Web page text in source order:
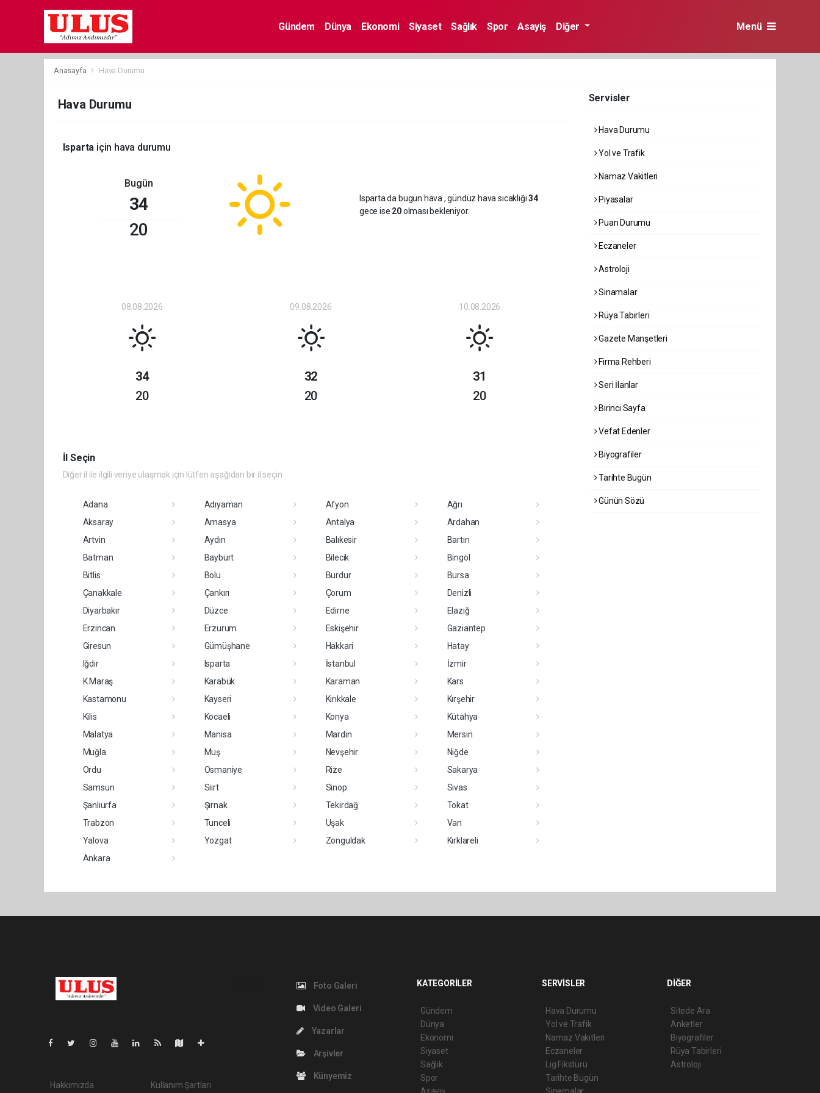
Gündem Dünya Ekonomi Siyaset Sağlık Spor Asayiş Diğer Menü
Anasayfa Hava Durumu
Hava Durumu
Isparta için hava durumu
Bugün
34
20
Isparta da bugün hava , gündüz hava sıcaklığı34
gece ise 20olması bekleniyor.
08.08.2026
34
20
09.08.2026
32
20
10.08.2026
31
20
İl Seçin
Diğer il ile ilgili veriye ulaşmak için lütfen aşağıdan bir il seçin
Adana Adıyaman Afyon
Ağrı
Aksaray
Amasya Antalya
Ardahan
Artvin
Aydın Balıkesir
Bartın
Batman
Bayburt Bilecik
Bingöl
Bitlis
Bolu Burdur
Bursa
Çanakkale
Çankırı Çorum
Denizli
Diyarbakır
Düzce Edirne
Elazığ
Erzincan
Erzurum Eskişehir
Gaziantep
Giresun
Gümüşhane Hakkari
Hatay
Iğdır
Isparta İstanbul
İzmir
K.Maraş
Karabük Karaman
Kars
Kastamonu
Kayseri Kırıkkale
Kırşehir
Kilis
Kocaeli Konya
Kütahya
Malatya
Manisa Mardin
Mersin
Muğla
Muş Nevşehir
Niğde
Ordu
Osmaniye Rize
Sakarya
Samsun
Siirt Sinop
Sivas
Şanlıurfa
Şırnak Tekirdağ
Tokat
Trabzon
Tunceli Uşak
Van
Yalova
Yozgat Zonguldak
Kırklareli
Ankara
Servisler
Hava Durumu
Yol ve Trafik
Namaz Vakitleri
Piyasalar
Puan Durumu
Eczaneler
Astroloji
Sinamalar
Rüya Tabirleri
Gazete Manşetleri
Firma Rehberi
Seri İlanlar
Birinci Sayfa
Vefat Edenler
Biyografiler
Tarihte Bugün
Günün Sözü
Hakkımızda Kullanım Şartları
Foto Galeri
Video Galeri
Yazarlar
Arşivler
Künyemiz
KATEGORİLER
Gündem
Dünya
Ekonomi
Siyaset
Sağlık
Spor
Asayiş
SERVİSLER
Hava Durumu
Yol ve Trafik
Namaz Vakitleri
Eczaneler
Lig Fikstürü
Tarihte Bugün
Sinemalar
DİĞER
Sitede Ara
Anketler
Biyografiler
Rüya Tabirleri
Astroloji